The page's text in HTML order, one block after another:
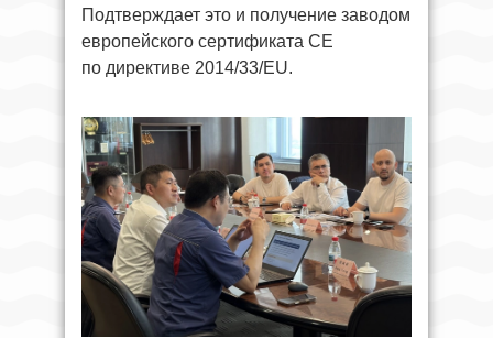
Подтверждает это и получение заводом
европейского сертификата CE
по директиве 2014/33/EU.